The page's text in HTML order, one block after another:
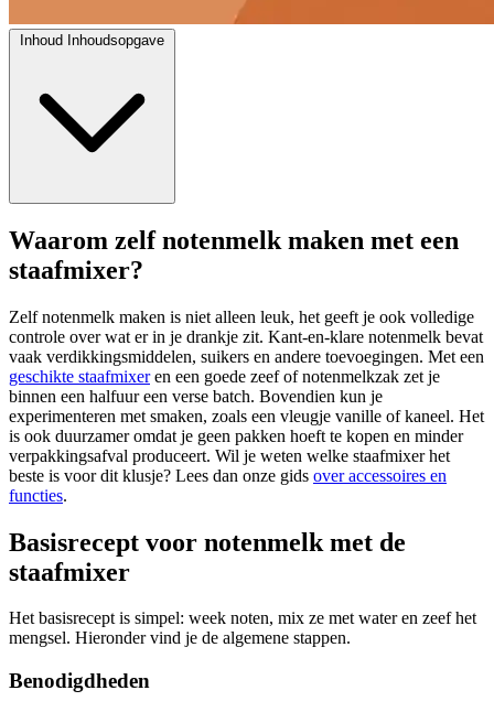
Inhoud Inhoudsopgave
Waarom zelf notenmelk maken met een
staafmixer?
Zelf notenmelk maken is niet alleen leuk, het geeft je ook volledige
controle over wat er in je drankje zit. Kant-en-klare notenmelk bevat
vaak verdikkingsmiddelen, suikers en andere toevoegingen. Met een
geschikte staafmixeren een goede zeef of notenmelkzak zet je
binnen een halfuur een verse batch. Bovendien kun je
experimenteren met smaken, zoals een vleugje vanille of kaneel. Het
is ook duurzamer omdat je geen pakken hoeft te kopen en minder
verpakkingsafval produceert. Wil je weten welke staafmixer het
beste is voor dit klusje? Lees dan onze gids over accessoires en
functies.
Basisrecept voor notenmelk met de
staafmixer
Het basisrecept is simpel: week noten, mix ze met water en zeef het
mengsel. Hieronder vind je de algemene stappen.
Benodigdheden